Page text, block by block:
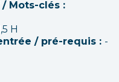
Mots-clés :
H
/ pré-requis : -